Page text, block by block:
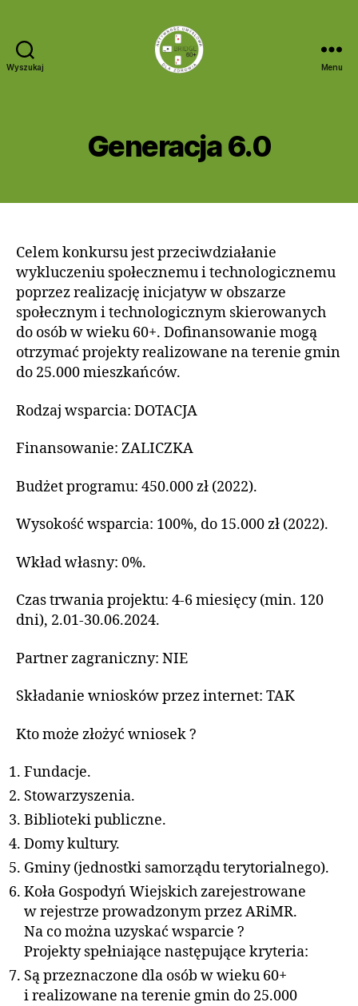
Wyszukaj Menu
Y
Generacja 6.0
t
o
in
e
i
0
2
3
Celem konkursu jest przeciwdziałanie
wykluczeniu społecznemu i technologicznemu
poprzez realizację inicjatyw w obszarze
społecznym i technologicznym skierowanych
do osób w wieku 60+. Dofinansowanie mogą
otrzymać projekty realizowane na terenie gmin
do 25.000 mieszkańców.
Rodzaj wsparcia: DOTACJA
Finansowanie: ZALICZKA
Budżet programu: 450.000 zł (2022).
Wysokość wsparcia: 100%, do 15.000 zł (2022).
Wkład własny: 0%.
Czas trwania projektu: 4-6 miesięcy (min. 120
dni), 2.01-30.06.2024.
Partner zagraniczny: NIE
Składanie wniosków przez internet: TAK
Kto może złożyć wniosek ?
Fundacje.
Stowarzyszenia.
Biblioteki publiczne.
Domy kultury.
Gminy (jednostki samorządu terytorialnego).
Koła Gospodyń Wiejskich zarejestrowane
w rejestrze prowadzonym przez ARiMR.
Na co można uzyskać wsparcie ?
Projekty spełniające następujące kryteria:
Są przeznaczone dla osób w wieku 60+
i realizowane na terenie gmin do 25.000